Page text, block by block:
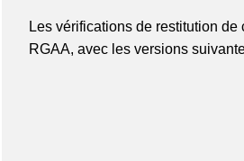
Les vérifications de restitution
RGAA, avec les versions